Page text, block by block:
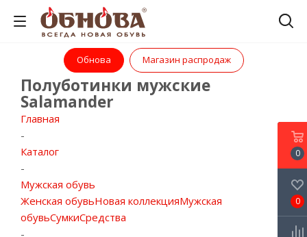
Обнова Магазин распродаж
Полуботинки мужские
Salamander
Главная
-
Каталог
-
Мужская обувь
Женская обувьНовая коллекцияМужская
обувьСумкиСредства
-
0
0